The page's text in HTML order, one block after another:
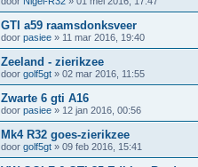
GTI a59 raamsdonksveer
door pasiee » 11 mar 2016, 19:40
Zeeland - zierikzee
door golf5gt » 02 mar 2016, 11:55
Zwarte 6 gti A16
door pasiee » 12 jan 2016, 00:56
Mk4 R32 goes-zierikzee
door golf5gt » 09 feb 2016, 15:41